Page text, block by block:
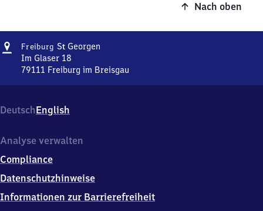
Nach oben
Adresse
Freiburg St Georgen
Georgen
Im Glaser 18
79111 Freiburg im Breisgau
Georgen,
Im
18,
9
1
1
DeutschEnglish
Analyse verwalten
Compliance
Datenschutzhinweise
Informationen zur Barrierefreiheit